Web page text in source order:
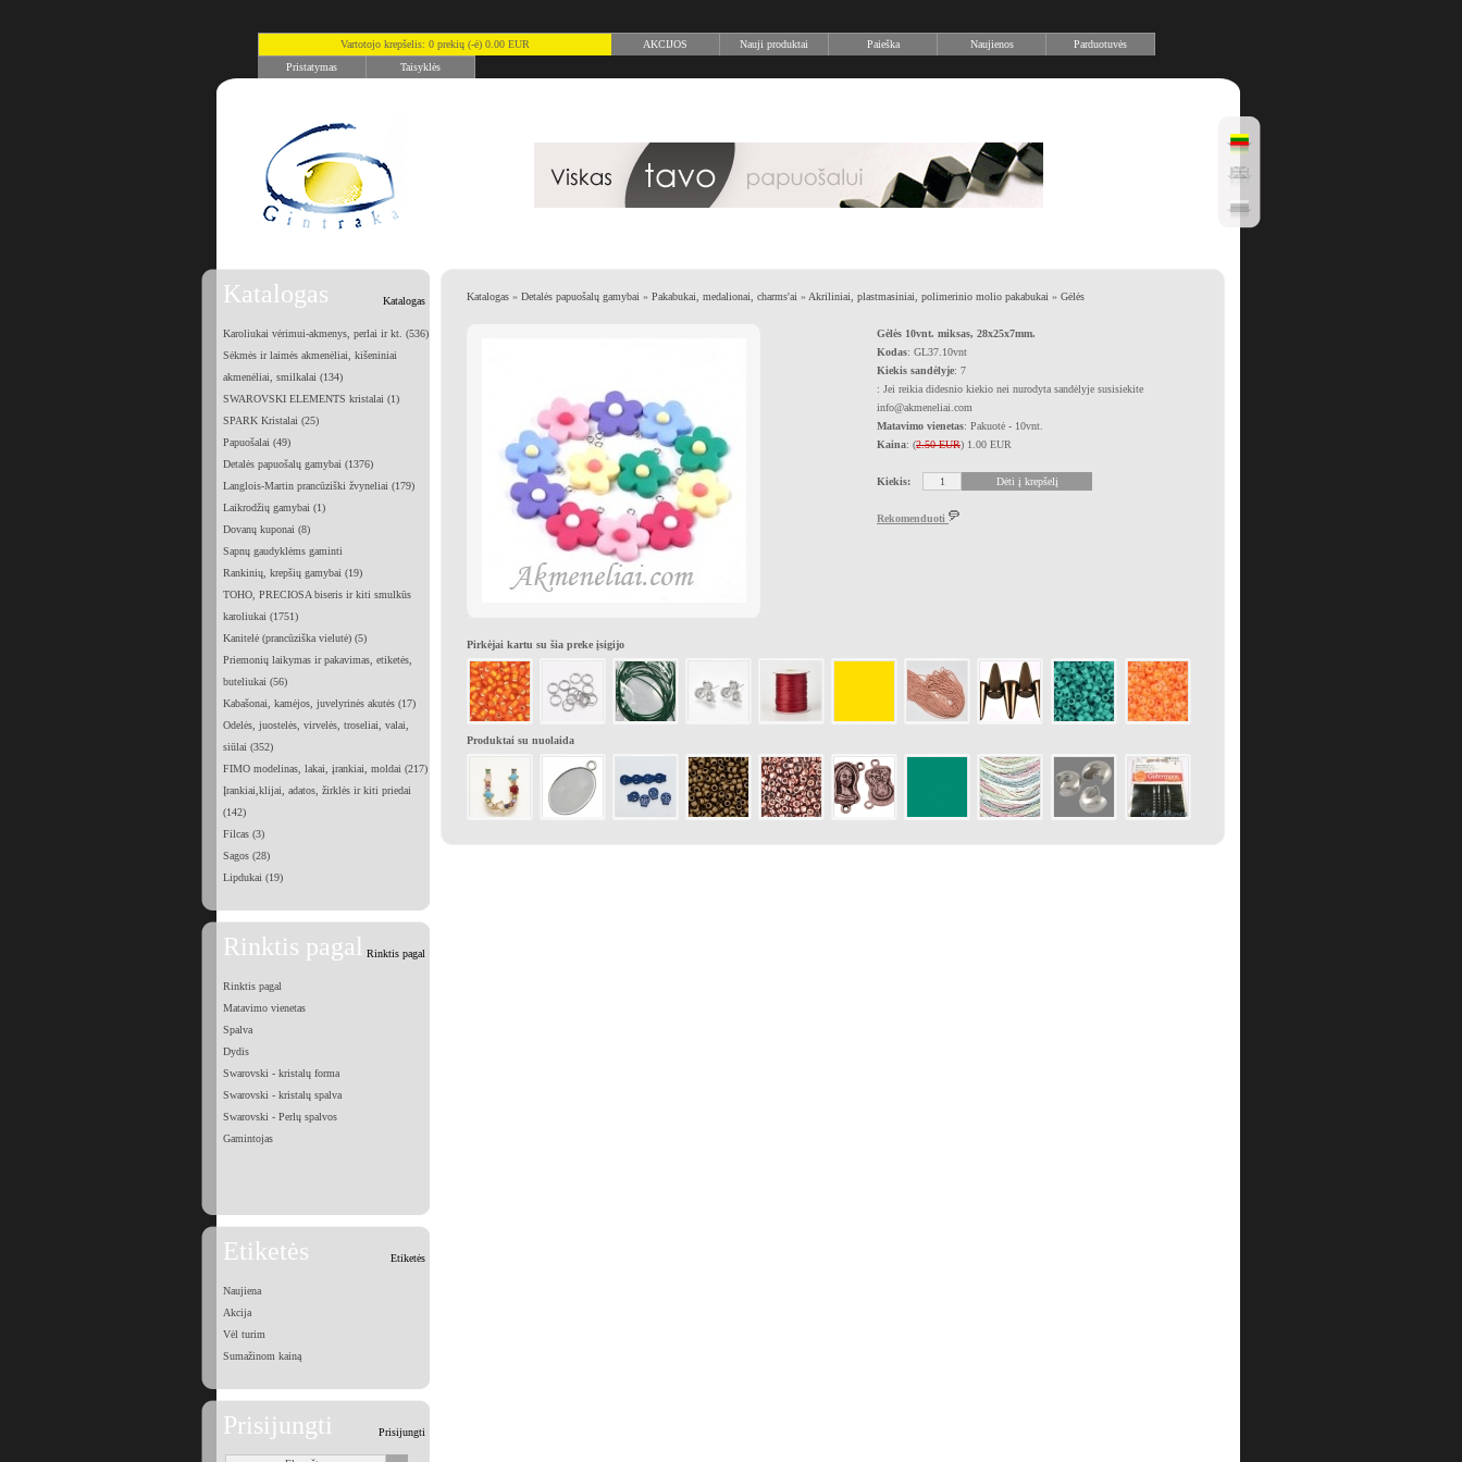
Vartotojo krepšelis: 0 prekių (-ė) 0.00 EUR AKCIJOS Nauji produktai Paieška Naujienos
Parduotuvės
Pristatymas
Taisyklės
Katalogas Katalogas
Karoliukai vėrimui-akmenys, perlai ir kt. (536)
Sėkmės ir laimės akmenėliai, kišeniniai
akmenėliai, smilkalai (134)
SWAROVSKI ELEMENTS kristalai (1)
SPARK Kristalai (25)
Papuošalai (49)
Detalės papuošalų gamybai (1376)
Langlois-Martin prancūziški žvyneliai (179)
Laikrodžių gamybai (1)
Dovanų kuponai (8)
Sapnų gaudyklėms gaminti
Rankinių, krepšių gamybai (19)
TOHO, PRECIOSA biseris ir kiti smulkūs
karoliukai (1751)
Kanitelė (prancūziška vielutė) (5)
Priemonių laikymas ir pakavimas, etiketės,
buteliukai (56)
Kabašonai, kamėjos, juvelyrinės akutės (17)
Odelės, juostelės, virvelės, troseliai, valai,
siūlai (352)
FIMO modelinas, lakai, įrankiai, moldai (217)
Įrankiai,klijai, adatos, žirklės ir kiti priedai
(142)
Filcas (3)
Sagos (28)
Lipdukai (19)
Rinktis pagal Rinktis pagal
Rinktis pagal
Matavimo vienetas
Spalva
Dydis
Swarovski - kristalų forma
Swarovski - kristalų spalva
Swarovski - Perlų spalvos
Gamintojas
Etiketės Etiketės
Naujiena
Akcija
Vėl turim
Sumažinom kainą
Prisijungti Prisijungti
Katalogas » Detalės papuošalų gamybai » Pakabukai, medalionai, charms'ai » Akriliniai, plastmasiniai, polimerinio molio pakabukai » Gėlės
Gėlės 10vnt. miksas, 28x25x7mm.
Kodas: GL37.10vnt
Kiekis sandėlyje: 7
: Jei reikia didesnio kiekio nei nurodyta sandėlyje susisiekite
info@akmeneliai.com
Matavimo vienetas: Pakuotė - 10vnt.
Kaina: (2.50 EUR) 1.00 EUR
Kiekis:
Rekomenduoti
Pirkėjai kartu su šia preke įsigijo
Produktai su nuolaida